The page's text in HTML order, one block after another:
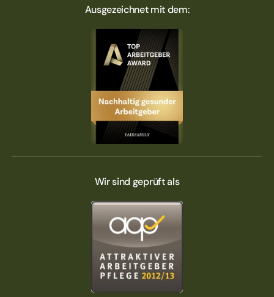
Ausgezeichnet mit dem:
Wir sind geprüft als